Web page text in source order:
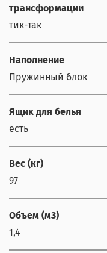
трансформации
тик-так
Наполнение
Пружинный блок
Ящик для белья
есть
Вес (кг)
97
Объем (м3)
1,4